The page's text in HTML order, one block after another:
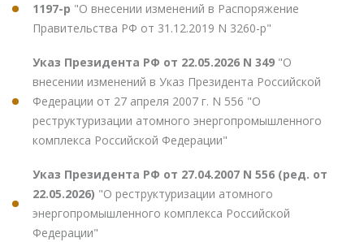
1197-р "О внесении изменений в Распоряжение
Правительства РФ от 31.12.2019 N 3260-р"
Указ Президента РФ от 22.05.2026 N 349 "О
внесении изменений в Указ Президента Российской
Федерации от 27 апреля 2007 г. N 556 "О
реструктуризации атомного энергопромышленного
комплекса Российской Федерации"
Указ Президента РФ от 27.04.2007 N 556 (ред. от
22.05.2026) "О реструктуризации атомного
энергопромышленного комплекса Российской
Федерации"